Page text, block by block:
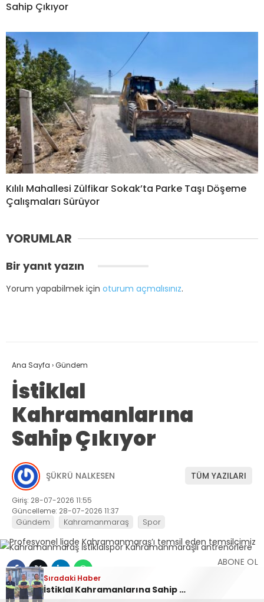
Sıradaki Haber
İstiklalspor yetenek avında
Sıradaki Haber
Andırın Dağlarında Doğa Şöleni: Sarı Mantıvar ve Endemik Çiçekler Görsel Ziyafet Sunuyor
Sahip Çıkıyor
Kılılı Mahallesi Zülfikar Sokak’ta Parke Taşı Döşeme
Çalışmaları Sürüyor
YORUMLAR
Bir yanıt yazın
Yorum yapabilmek için oturum açmalısınız.
Sıradaki Haber
İstiklal Kahramanlarına Sahip Çıkıyor
Ana Sayfa ›Gündem
İstiklal
Kahramanlarına
Sahip Çıkıyor
ŞÜKRÜ NALKESEN TÜM YAZILARI
Giriş: 28-07-2026 11:55
Güncelleme: 28-07-2026 11:37
Gündem Kahramanmaraş Spor
ABONE OL